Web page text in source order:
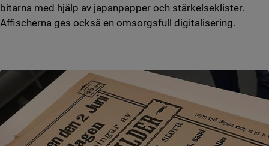
bitarna med hjälp av japanpapper och stärkelseklister.
Affischerna ges också en omsorgsfull digitalisering.